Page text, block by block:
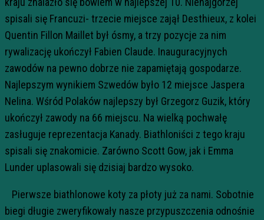
spisali się Francuzi- trzecie miejsce zajął Desthieux, z kolei
Quentin Fillon Maillet był ósmy, a trzy pozycje za nim
rywalizację ukończył Fabien Claude. Inauguracyjnych
zawodów na pewno dobrze nie zapamiętają gospodarze.
Najlepszym wynikiem Szwedów było 12 miejsce Jaspera
Nelina. Wśród Polaków najlepszy był Grzegorz Guzik, który
ukończył zawody na 66 miejscu. Na wielką pochwałę
zasługuje reprezentacja Kanady. Biathloniści z tego kraju
spisali się znakomicie. Zarówno Scott Gow, jak i Emma
Lunder uplasowali się dzisiaj bardzo wysoko.
Pierwsze biathlonowe koty za płoty już za nami. Sobotnie
biegi długie zweryfikowały nasze przypuszczenia odnośnie